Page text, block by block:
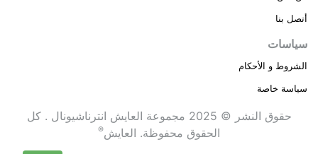
أتصل بنا
سياسات
الشروط و الأحكام
سياسة خاصة
حقوق النشر © 2025 مجموعة العايش انترناشيونال . كل
الحقوق محفوظة. العايش®